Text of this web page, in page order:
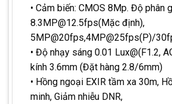
• Cảm biến: CMOS 8Mp. Độ phân
8.3MP@12.5fps(Mặc định),
5MP@20fps,4MP@25fps(P)/
• Độ nhạy sáng 0.01 Lux@(F1.2,
kính 3.6mm (Đặt hàng 2.8/6mm)
• Hồng ngoại EXIR tầm xa 30m,
minh, Giảm nhiễu DNR,